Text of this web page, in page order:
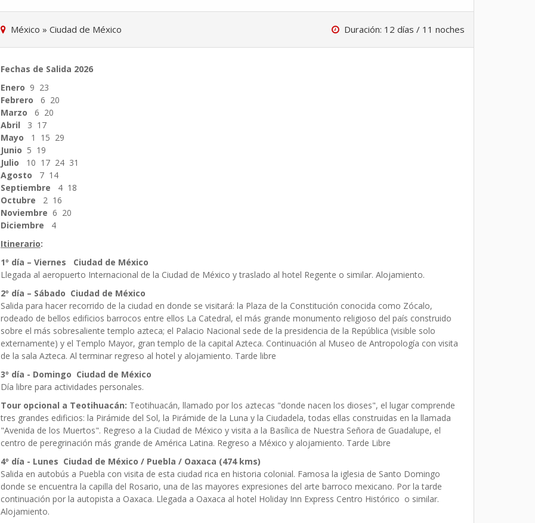
México » Ciudad de México Duración: 12 días / 11 noches
Fechas de Salida 2026
Enero 9 23
Febrero 6 20
Marzo 6 20
Abril
3 17
Mayo
1 15 29
Junio 5 19
Julio 10 17 24 31
Agosto 7 14
Septiembre 4 18
Octubre 2 16
Noviembre 6 20
Diciembre 4
Itinerario:
1º día – Viernes Ciudad de México
Llegada al aeropuerto Internacional de la Ciudad de México y traslado al hotel Regente o similar. Alojamiento.
2º día – Sábado Ciudad de México
Salida para hacer recorrido de la ciudad en donde se visitará: la Plaza de la Constitución conocida como Zócalo,
rodeado de bellos edificios barrocos entre ellos La Catedral, el más grande monumento religioso del país construido
sobre el más sobresaliente templo azteca; el Palacio Nacional sede de la presidencia de la República (visible solo
externamente) y el Templo Mayor, gran templo de la capital Azteca. Continuación al Museo de Antropología con visita
de la sala Azteca. Al terminar regreso al hotel y alojamiento. Tarde libre
3º día - Domingo Ciudad de México
Día libre para actividades personales.
Tour opcional a Teotihuacán: Teotihuacán, llamado por los aztecas "donde nacen los dioses", el lugar comprende
tres grandes edificios: la Pirámide del Sol, la Pirámide de la Luna y la Ciudadela, todas ellas construidas en la llamada
"Avenida de los Muertos". Regreso a la Ciudad de México y visita a la Basílica de Nuestra Señora de Guadalupe, el
centro de peregrinación más grande de América Latina. Regreso a México y alojamiento. Tarde Libre
4º día - Lunes Ciudad de México / Puebla / Oaxaca (474 kms)
Salida en autobús a Puebla con visita de esta ciudad rica en historia colonial. Famosa la iglesia de Santo Domingo
donde se encuentra la capilla del Rosario, una de las mayores expresiones del arte barroco mexicano. Por la tarde
continuación por la autopista a Oaxaca. Llegada a Oaxaca al hotel Holiday Inn Express Centro Histórico o similar.
Alojamiento.